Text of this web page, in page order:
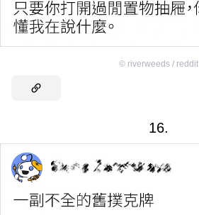
© riverweeds / reddit
16.